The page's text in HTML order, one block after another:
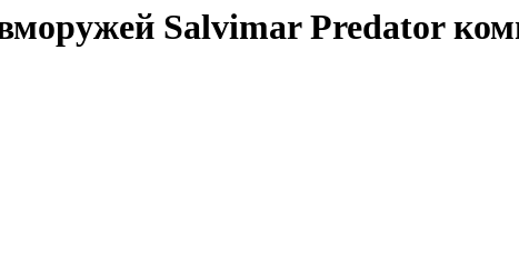
Salvimar Predator